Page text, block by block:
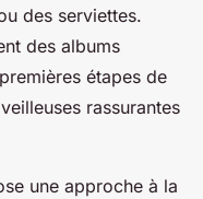
des serviettes.
des albums
étapes de
rassurantes
une approche à la